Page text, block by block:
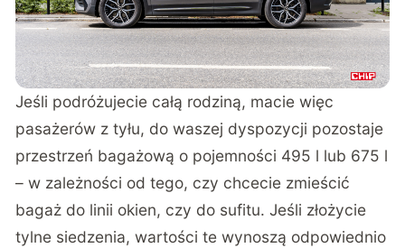
Jeśli podróżujecie całą rodziną, macie więc
pasażerów z tyłu, do waszej dyspozycji pozostaje
przestrzeń bagażową o pojemności 495 l lub 675 l
– w zależności od tego, czy chcecie zmieścić
bagaż do linii okien, czy do sufitu. Jeśli złożycie
tylne siedzenia, wartości te wynoszą odpowiednio